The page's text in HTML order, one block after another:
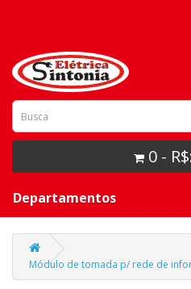
0 -
Departamentos
Módulo de tomada p/ rede de